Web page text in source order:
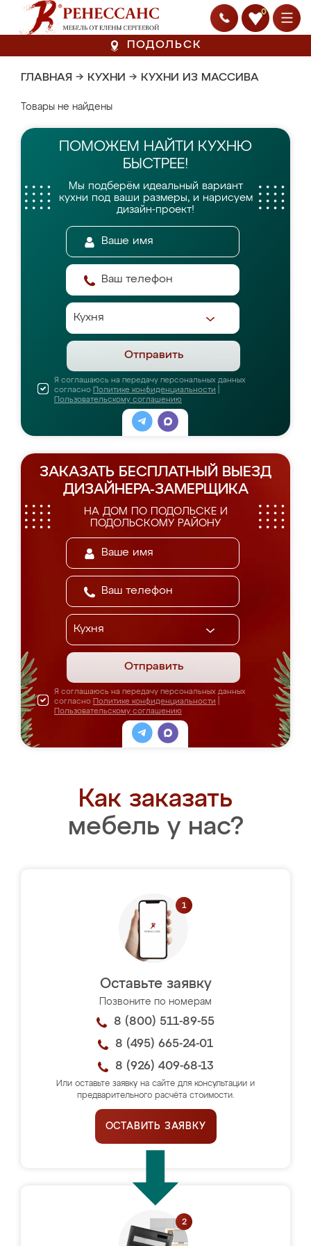
0
ПОДОЛЬСК
ГЛАВНАЯ → КУХНИ → КУХНИ ИЗ МАССИВА
Товары не найдены
ПОМОЖЕМ НАЙТИ КУХНЮ
БЫСТРЕЕ!
Мы подберём идеальный вариант
кухни под ваши размеры, и нарисуем
дизайн-проект!
Отправить
Я соглашаюсь на передачу персональных данных
согласно Политике конфиденциальности
Пользовательскому соглашению
ЗАКАЗАТЬ БЕСПЛАТНЫЙ ВЫЕЗД
ДИЗАЙНЕРА-ЗАМЕРЩИКА
НА ДОМ ПО ПОДОЛЬСКЕ И
ПОДОЛЬСКОМУ РАЙОНУ
Отправить
Я соглашаюсь на передачу персональных данных
согласно Политике конфиденциальности
Пользовательскому соглашению
Как заказать
мебель у нас?
Оставьте заявку
Позвоните по номерам
8 (800) 511-89-55
8 (495) 665-24-01
8 (926) 409-68-13
Или оставьте заявку на сайте для консультации и
предварительного расчёта стоимости.
ОСТАВИТЬ ЗАЯВКУ